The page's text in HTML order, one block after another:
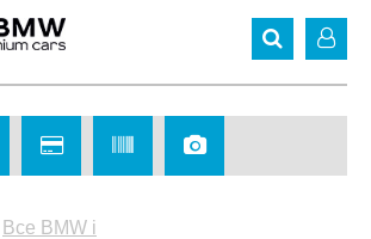
Все BMW i